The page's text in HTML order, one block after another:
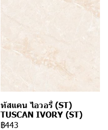
ทัสแคน ไอวอรี่ (ST)
TUSCAN IVORY (ST)
฿443